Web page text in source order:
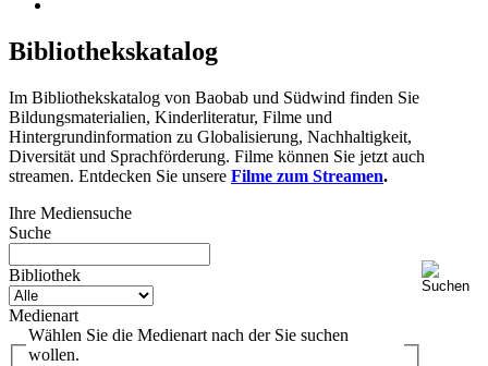
Bibliothekskatalog
Im Bibliothekskatalog von Baobab und Südwind finden Sie
Bildungsmaterialien, Kinderliteratur, Filme und
Hintergrundinformation zu Globalisierung, Nachhaltigkeit,
Diversität und Sprachförderung. Filme können Sie jetzt auch
streamen. Entdecken Sie unsere Filme zum Streamen.
Ihre Mediensuche
Suche
Bibliothek
Medienart
Wählen Sie die Medienart nach der Sie suchen
wollen.